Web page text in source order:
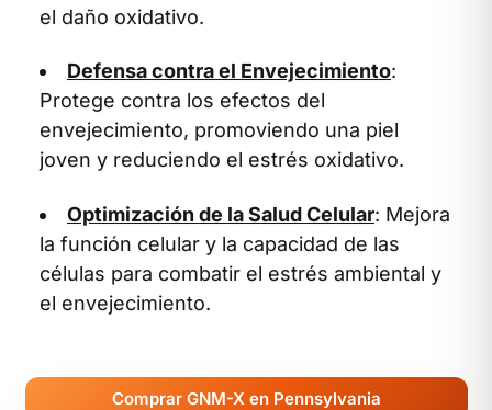
el daño oxidativo.
Defensa contra el Envejecimiento:
Protege contra los efectos del
envejecimiento, promoviendo una piel
joven y reduciendo el estrés oxidativo.
Optimización de la Salud Celular: Mejora
la función celular y la capacidad de las
células para combatir el estrés ambiental y
el envejecimiento.
Comprar GNM-X en Pennsylvania